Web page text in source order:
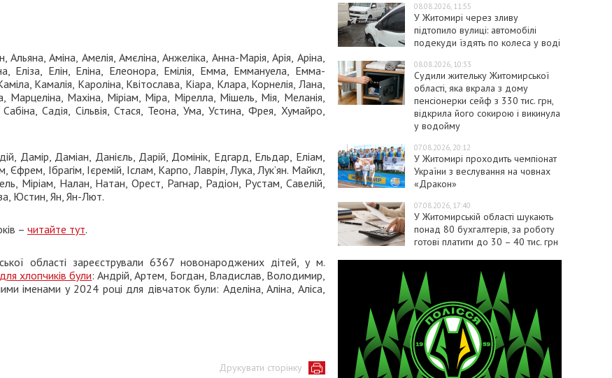
Аміна, Амелія, Амєліна, Анжеліка, Анна-Марія, Арія, Аріна,
Еліза, Елін, Еліна, Елеонора, Емілія, Емма, Еммануела, Емма-
Камалія, Кароліна, Квітослава, Кіара, Клара, Корнелія, Лана,
Марцеліна, Махіна, Міріам, Міра, Мірелла, Мішель, Мія, Меланія,
Садія, Сільвія, Стася, Теона, Ума, Устина, Фрея, Хумайро,
Дамір, Даміан, Данієль, Дарій, Домінік, Едгард, Ельдар, Еліам,
Ібрагім, Ієремій, Іслам, Карпо, Лаврін, Лука, Лук’ян. Майкл,
Міріам, Налан, Натан, Орест, Рагнар, Радіон, Рустам, Савелій,
Юстин, Ян, Ян-Лют.
– читайте тут.
області зареєстрували 6367 новонароджених дітей, у м.
хлопчиків були: Андрій, Артем, Богдан, Владислав, Володимир,
іменами у 2024 році для дівчаток були: Аделіна, Аліна, Аліса,
Друкувати сторінку
08.08.2026, 11:55
У Житомирі через зливу
підтопило вулиці: автомобілі
подекуди їздять по колеса у воді
08.08.2026, 10:33
Судили жительку Житомирської
області, яка вкрала з дому
пенсіонерки сейф з 330 тис. грн,
відкрила його сокирою і викинула
у водойму
07.08.2026, 20:12
У Житомирі проходить чемпіонат
України з веслування на човнах
«Дракон»
07.08.2026, 17:40
У Житомирській області шукають
понад 80 бухгалтерів, за роботу
готові платити до 30 – 40 тис. грн